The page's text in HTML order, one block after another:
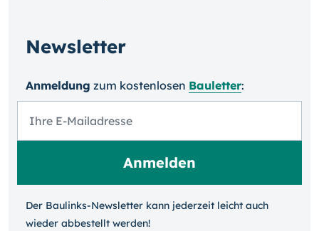
Newsletter
Anmeldung zum kosten­losen Bauletter:
Der Baulinks-Newsletter kann jeder­zeit leicht auch
wieder ab­bestellt werden!